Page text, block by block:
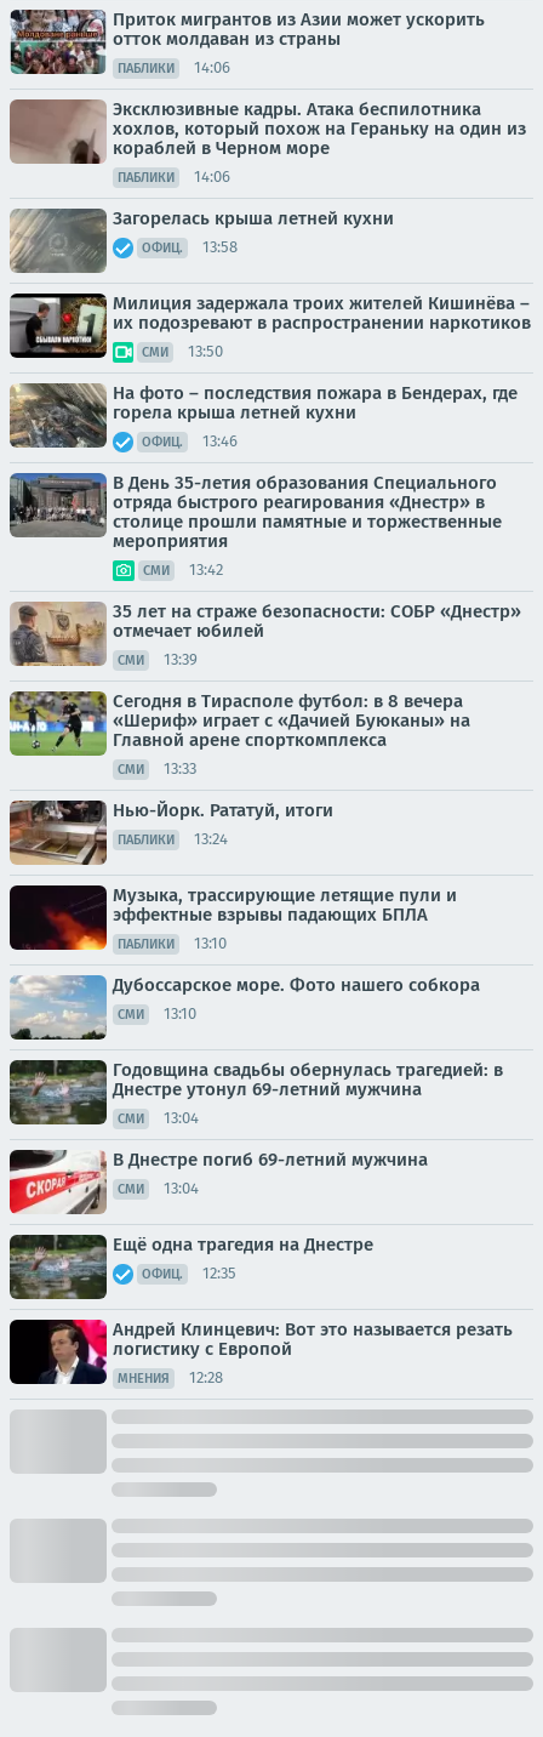
Приток мигрантов из Азии может ускорить
отток молдаван из страны
ПАБЛИКИ 14:06
Эксклюзивные кадры. Атака беспилотника
хохлов, который похож на Гераньку на один из
кораблей в Черном море
ПАБЛИКИ 14:06
Загорелась крыша летней кухни
ОФИЦ. 13:58
Милиция задержала троих жителей Кишинёва –
их подозревают в распространении наркотиков
СМИ 13:50
На фото – последствия пожара в Бендерах, где
горела крыша летней кухни
ОФИЦ. 13:46
В День 35-летия образования Специального
отряда быстрого реагирования «Днестр» в
столице прошли памятные и торжественные
мероприятия
СМИ 13:42
35 лет на страже безопасности: СОБР «Днестр»
отмечает юбилей
СМИ 13:39
Сегодня в Тирасполе футбол: в 8 вечера
«Шериф» играет с «Дачией Буюканы» на
Главной арене спорткомплекса
СМИ 13:33
Нью-Йорк. Рататуй, итоги
ПАБЛИКИ 13:24
Музыка, трассирующие летящие пули и
эффектные взрывы падающих БПЛА
ПАБЛИКИ 13:10
Дубоссарское море. Фото нашего собкора
СМИ 13:10
Годовщина свадьбы обернулась трагедией: в
Днестре утонул 69-летний мужчина
СМИ 13:04
В Днестре погиб 69-летний мужчина
СМИ 13:04
Ещё одна трагедия на Днестре
ОФИЦ. 12:35
Андрей Клинцевич: Вот это называется резать
логистику с Европой
МНЕНИЯ 12:28